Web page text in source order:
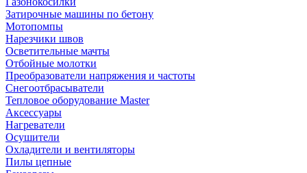
Затирочные машины по бетону
Мотопомпы
Нарезчики швов
Осветительные мачты
Отбойные молотки
Преобразователи напряжения и частоты
Снегоотбрасыватели
Тепловое оборудование Master
Аксессуары
Нагреватели
Осушители
Охладители и вентиляторы
Пилы цепные